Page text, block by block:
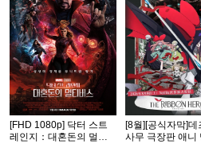
[FHD 1080p] 닥터 스트
레인지：대혼돈의 멀티
[8월][공식자막]데
사무 극장판 애니